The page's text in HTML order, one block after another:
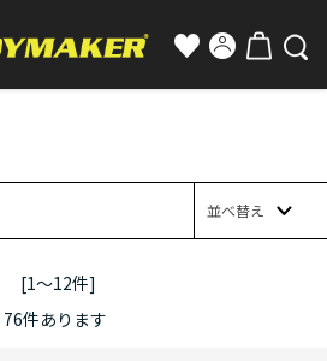
並べ替え
[1～12件]
76件あります